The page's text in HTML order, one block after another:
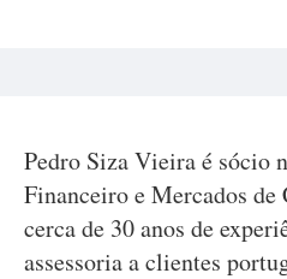
Pedro Siza Vieira é sócio
Financeiro e Mercados
cerca de 30 anos de
assessoria a clientes